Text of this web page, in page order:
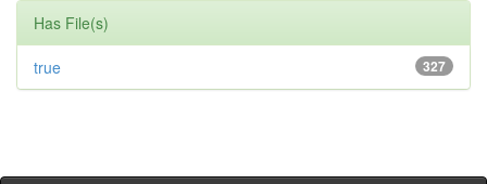
Has File(s)
327
true